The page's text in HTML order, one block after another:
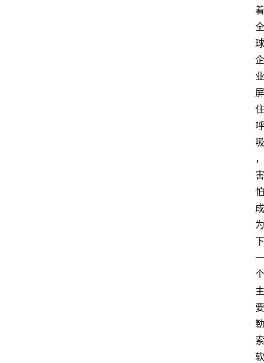
着
全
球
企
业
屏
住
呼
吸
，
害
怕
成
为
下
一
个
主
要
勒
索
软